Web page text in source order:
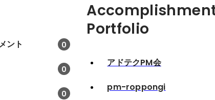
ント 0
0
0
Portfolio
アドテクPM会
pm-roppongi